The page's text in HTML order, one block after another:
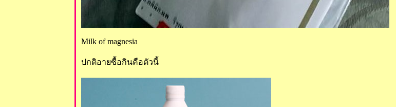
Milk of magnesia
ปกติอายซื้อกินคือตัวนี้